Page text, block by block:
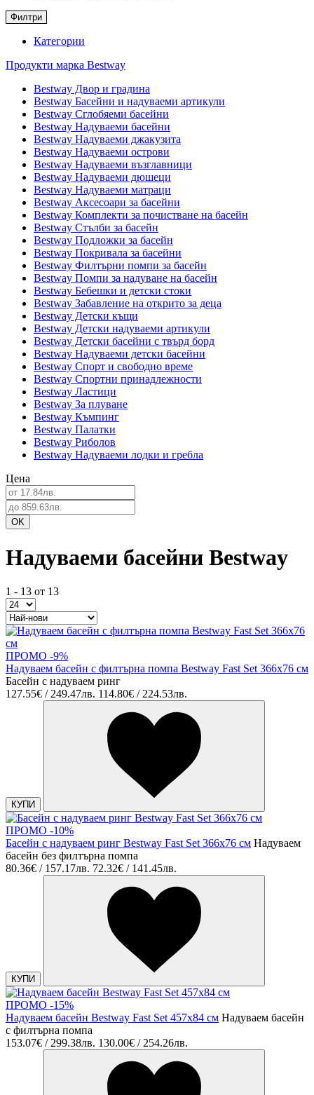
Филтри
Категории
Продукти марка Bestway
Bestway Двор и градина
Bestway Басейни и надуваеми артикули
Bestway Сглобяеми басейни
Bestway Надуваеми басейни
Bestway Надуваеми джакузита
Bestway Надуваеми острови
Bestway Надуваеми възглавници
Bestway Надуваеми дюшеци
Bestway Надуваеми матраци
Bestway Аксесоари за басейни
Bestway Комплекти за почистване на басейн
Bestway Стълби за басейн
Bestway Подложки за басейн
Bestway Покривала за басейни
Bestway Филтърни помпи за басейн
Bestway Помпи за надуване на басейн
Bestway Бебешки и детски стоки
Bestway Забавление на открито за деца
Bestway Детски къщи
Bestway Детски надуваеми артикули
Bestway Детски басейни с твърд борд
Bestway Надуваеми детски басейни
Bestway Спорт и свободно време
Bestway Спортни принадлежности
Bestway Ластици
Bestway За плуване
Bestway Къмпинг
Bestway Палатки
Bestway Риболов
Bestway Надуваеми лодки и гребла
Цена
Надуваеми басейни Bestway
1 - 13 от 13
ПРОМО -9%
Надуваем басейн с филтърна помпа Bestway Fast Set 366x76 см
Басейн с надуваем ринг
127.55€ / 249.47лв. 114.80€ / 224.53лв.
КУПИ
ПРОМО -10%
Басейн с надуваем ринг Bestway Fast Set 366x76 см Надуваем
басейн без филтърна помпа
80.36€ / 157.17лв. 72.32€ / 141.45лв.
КУПИ
ПРОМО -15%
Надуваем басейн Bestway Fast Set 457x84 cм Надуваем басейн
с филтърна помпа
153.07€ / 299.38лв. 130.00€ / 254.26лв.